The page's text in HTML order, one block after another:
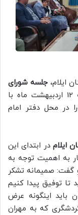
ایلام، جلسه شورای
روز سه شنبه 12 اردبیهشت ماه با
در محل دفتر امام
ایلامدر ابتدای این
به اهمیت توجه به
گفت: صمیمانه تشکر
تا توفیق پیدا کنیم
باید اینگونه عرض
که به مهران